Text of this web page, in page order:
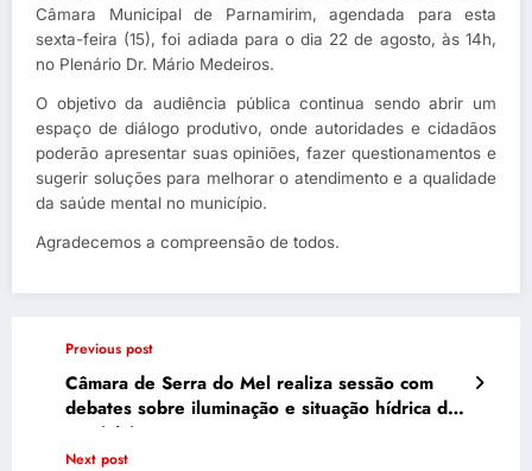
Câmara Municipal de Parnamirim, agendada para esta
sexta-feira (15), foi adiada para o dia 22 de agosto, às 14h,
no Plenário Dr. Mário Medeiros.
O objetivo da audiência pública continua sendo abrir um
espaço de diálogo produtivo, onde autoridades e cidadãos
poderão apresentar suas opiniões, fazer questionamentos e
sugerir soluções para melhorar o atendimento e a qualidade
da saúde mental no município.
Agradecemos a compreensão de todos.
Previous post
Câmara de Serra do Mel realiza sessão com
debates sobre iluminação e situação hídrica do
município
Next post